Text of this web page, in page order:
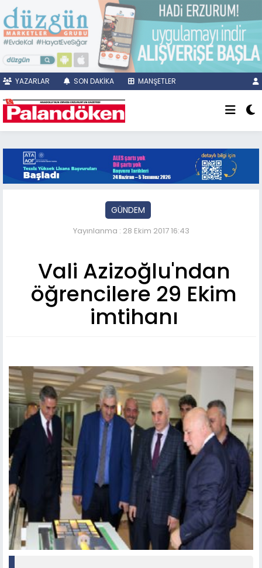
YAZARLAR SON DAKİKA MANŞETLER
GÜNDEM
Yayınlanma : 28 Ekim 2017 16:43
Vali Azizoğlu'ndan
öğrencilere 29 Ekim
imtihanı